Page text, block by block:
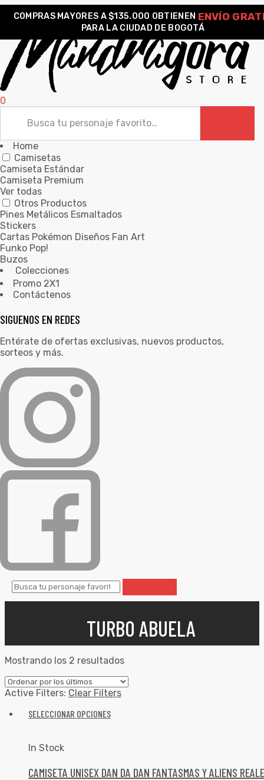
COMPRAS MAYORES A $135.000 OBTIENEN ENVÍO
PARA LA CIUDAD DE BOGOTÁ
0
Home
Camisetas
Camiseta Estándar
Camiseta Premium
Ver todas
Otros Productos
Pines Metálicos Esmaltados
Stickers
Cartas Pokémon Diseños Fan Art
Funko Pop!
Buzos
Colecciones
Promo 2X1
Contáctenos
SIGUENOS EN REDES
Entérate de ofertas exclusivas, nuevos productos,
sorteos y más.
TURBO ABUELA
Mostrando los 2 resultados
Active Filters: Clear Filters
SELECCIONAR OPCIONES
In Stock
CAMISETA UNISEX DAN DA DAN FANTASMAS Y ALIENS